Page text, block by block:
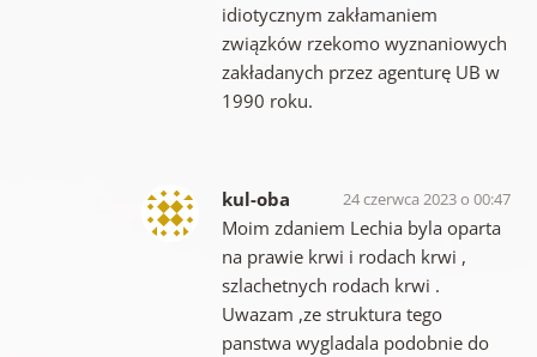
idiotycznym zakłamaniem
związków rzekomo wyznaniowych
zakładanych przez agenturę UB w
1990 roku.
kul-oba 24 czerwca 2023 o 00:47
Moim zdaniem Lechia byla oparta
na prawie krwi i rodach krwi ,
szlachetnych rodach krwi .
Uwazam ,ze struktura tego
panstwa wygladala podobnie do